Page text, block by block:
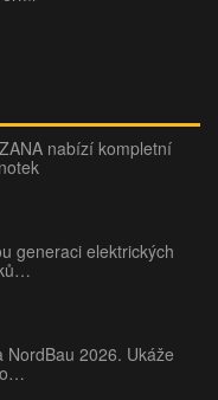
nabízí kompletní
generaci elektrických
2026. Ukáže